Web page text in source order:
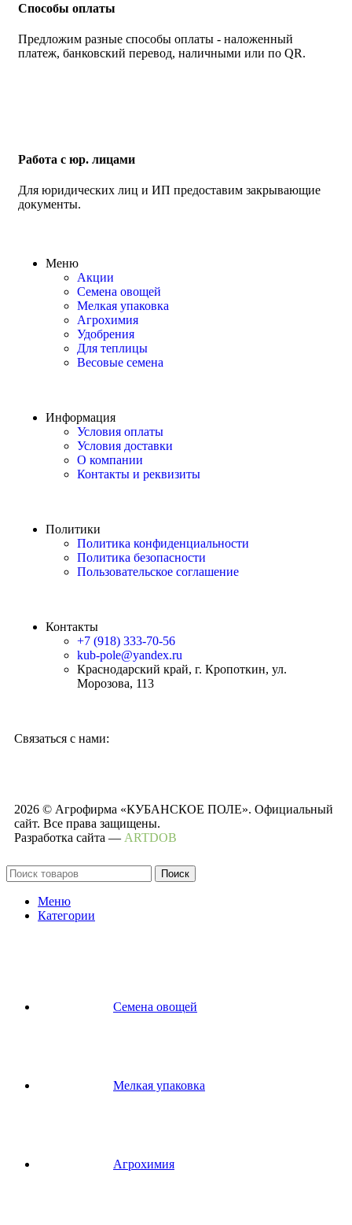
Способы оплаты
Предложим разные способы оплаты - наложенный
платеж, банковский перевод, наличными или по QR.
Работа с юр. лицами
Для юридических лиц и ИП предоставим закрывающие
документы.
Меню
Акции
Семена овощей
Мелкая упаковка
Агрохимия
Удобрения
Для теплицы
Весовые семена
Информация
Условия оплаты
Условия доставки
О компании
Контакты и реквизиты
Политики
Политика конфиденциальности
Политика безопасности
Пользовательское соглашение
Контакты
+7 (918) 333-70-56
kub-pole@yandex.ru
Краснодарский край, г. Кропоткин, ул.
Морозова, 113
Связаться с нами:
2026 © Агрофирма «КУБАНСКОЕ ПОЛЕ». Официальный
сайт. Все права защищены.
Разработка сайта — ARTDOB
Поиск
Меню
Категории
Семена овощей
Мелкая упаковка
Агрохимия